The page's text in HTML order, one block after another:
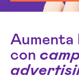
Aumenta
con